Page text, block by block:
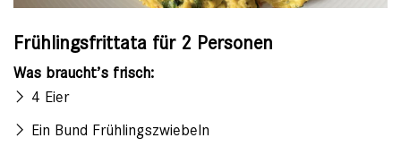
Frühlingsfrittata für 2 Personen
Was braucht’s frisch:
4 Eier
Ein Bund Frühlingszwiebeln